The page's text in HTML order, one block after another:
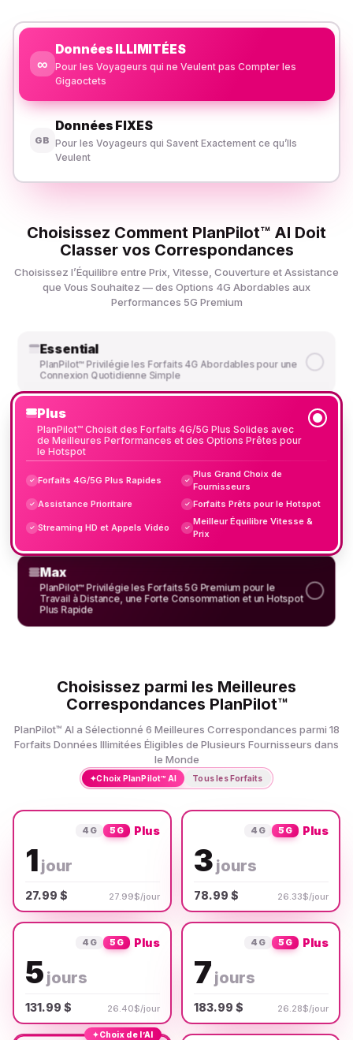
∞
Données ILLIMITÉES
Pour les Voyageurs qui ne Veulent pas Compter les
Gigaoctets
GB
Données FIXES
Pour les Voyageurs qui Savent Exactement ce qu’Ils
Veulent
Choisissez Comment PlanPilot™ AI Doit
Classer vos Correspondances
Choisissez l’Équilibre entre Prix, Vitesse, Couverture et Assistance
que Vous Souhaitez — des Options 4G Abordables aux
Performances 5G Premium
Essential
PlanPilot™ Privilégie les Forfaits 4G Abordables pour une
Connexion Quotidienne Simple
Plus
PlanPilot™ Choisit des Forfaits 4G/5G Plus Solides avec
de Meilleures Performances et des Options Prêtes pour
le Hotspot
✓ Forfaits 4G/5G Plus Rapides ✓
Plus Grand Choix de
Fournisseurs
✓ Assistance Prioritaire ✓ Forfaits Prêts pour le Hotspot
✓ Streaming HD et Appels Vidéo ✓
Meilleur Équilibre Vitesse &
Prix
Max
PlanPilot™ Privilégie les Forfaits 5G Premium pour le
Travail à Distance, une Forte Consommation et un Hotspot
Plus Rapide
Choisissez parmi les Meilleures
Correspondances PlanPilot™
PlanPilot™ AI a Sélectionné 6 Meilleures Correspondances parmi 18
Forfaits Données Illimitées Éligibles de Plusieurs Fournisseurs dans
le Monde
✦Choix PlanPilot™ AI Tous les Forfaits
4G 5G Plus
1 jour
27.99 $ 27.99$/jour
4G 5G Plus
3 jours
78.99 $ 26.33$/jour
4G 5G Plus
5 jours
131.99 $ 26.40$/jour
4G 5G Plus
7 jours
183.99 $ 26.28$/jour
✦Choix de l’AI